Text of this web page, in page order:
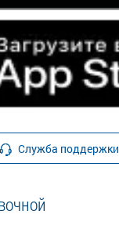
Служба поддержки